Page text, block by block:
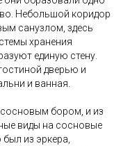
Небольшой коридор
санузлом, здесь
хранения
единую стену.
дверью и
и ванная.
сосновым бором, и из
виды на сосновые
из эркера,